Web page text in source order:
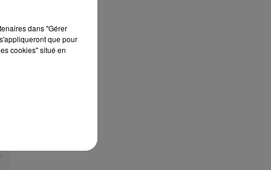
dans "Gérer
que pour
cookies" situé en